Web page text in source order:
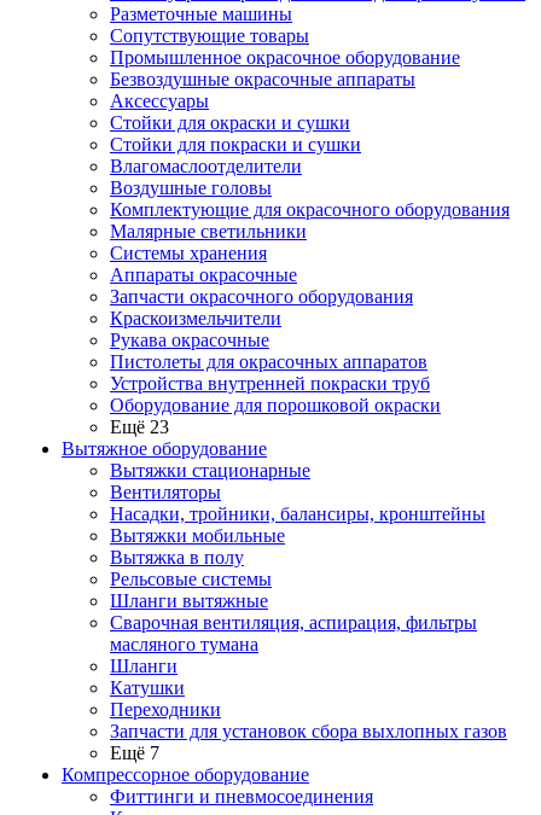
Разметочные машины
Сопутствующие товары
Промышленное окрасочное оборудование
Безвоздушные окрасочные аппараты
Аксессуары
Стойки для окраски и сушки
Стойки для покраски и сушки
Влагомаслоотделители
Воздушные головы
Комплектующие для окрасочного оборудования
Малярные светильники
Системы хранения
Аппараты окрасочные
Запчасти окрасочного оборудования
Краскоизмельчители
Рукава окрасочные
Пистолеты для окрасочных аппаратов
Устройства внутренней покраски труб
Оборудование для порошковой окраски
Ещё 23
Вытяжное оборудование
Вытяжки стационарные
Вентиляторы
Насадки, тройники, балансиры, кронштейны
Вытяжки мобильные
Вытяжка в полу
Рельсовые системы
Шланги вытяжные
Сварочная вентиляция, аспирация, фильтры
масляного тумана
Шланги
Катушки
Переходники
Запчасти для установок сбора выхлопных газов
Ещё 7
Компрессорное оборудование
Фиттинги и пневмосоединения